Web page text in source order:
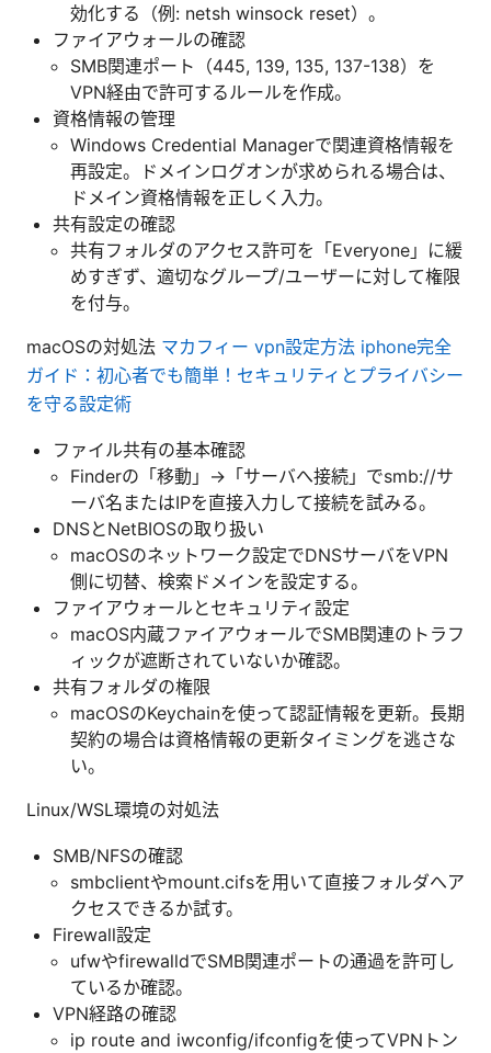
効化する（例: netsh winsock reset）。
ファイアウォールの確認
SMB関連ポート（445, 139, 135, 137-138）を
VPN経由で許可するルールを作成。
資格情報の管理
Windows Credential Managerで関連資格情報を
再設定。ドメインログオンが求められる場合は、
ドメイン資格情報を正しく入力。
共有設定の確認
共有フォルダのアクセス許可を「Everyone」に緩
めすぎず、適切なグループ/ユーザーに対して権限
を付与。
macOSの対処法 マカフィー vpn設定方法 iphone完全
ガイド：初心者でも簡単！セキュリティとプライバシー
を守る設定術
ファイル共有の基本確認
Finderの「移動」→「サーバへ接続」でsmb://サ
ーバ名またはIPを直接入力して接続を試みる。
DNSとNetBIOSの取り扱い
macOSのネットワーク設定でDNSサーバをVPN
側に切替、検索ドメインを設定する。
ファイアウォールとセキュリティ設定
macOS内蔵ファイアウォールでSMB関連のトラフ
ィックが遮断されていないか確認。
共有フォルダの権限
macOSのKeychainを使って認証情報を更新。長期
契約の場合は資格情報の更新タイミングを逃さな
い。
Linux/WSL環境の対処法
SMB/NFSの確認
smbclientやmount.cifsを用いて直接フォルダへア
クセスできるか試す。
Firewall設定
ufwやfirewalldでSMB関連ポートの通過を許可し
ているか確認。
VPN経路の確認
ip route and iwconfig/ifconfigを使ってVPNトン